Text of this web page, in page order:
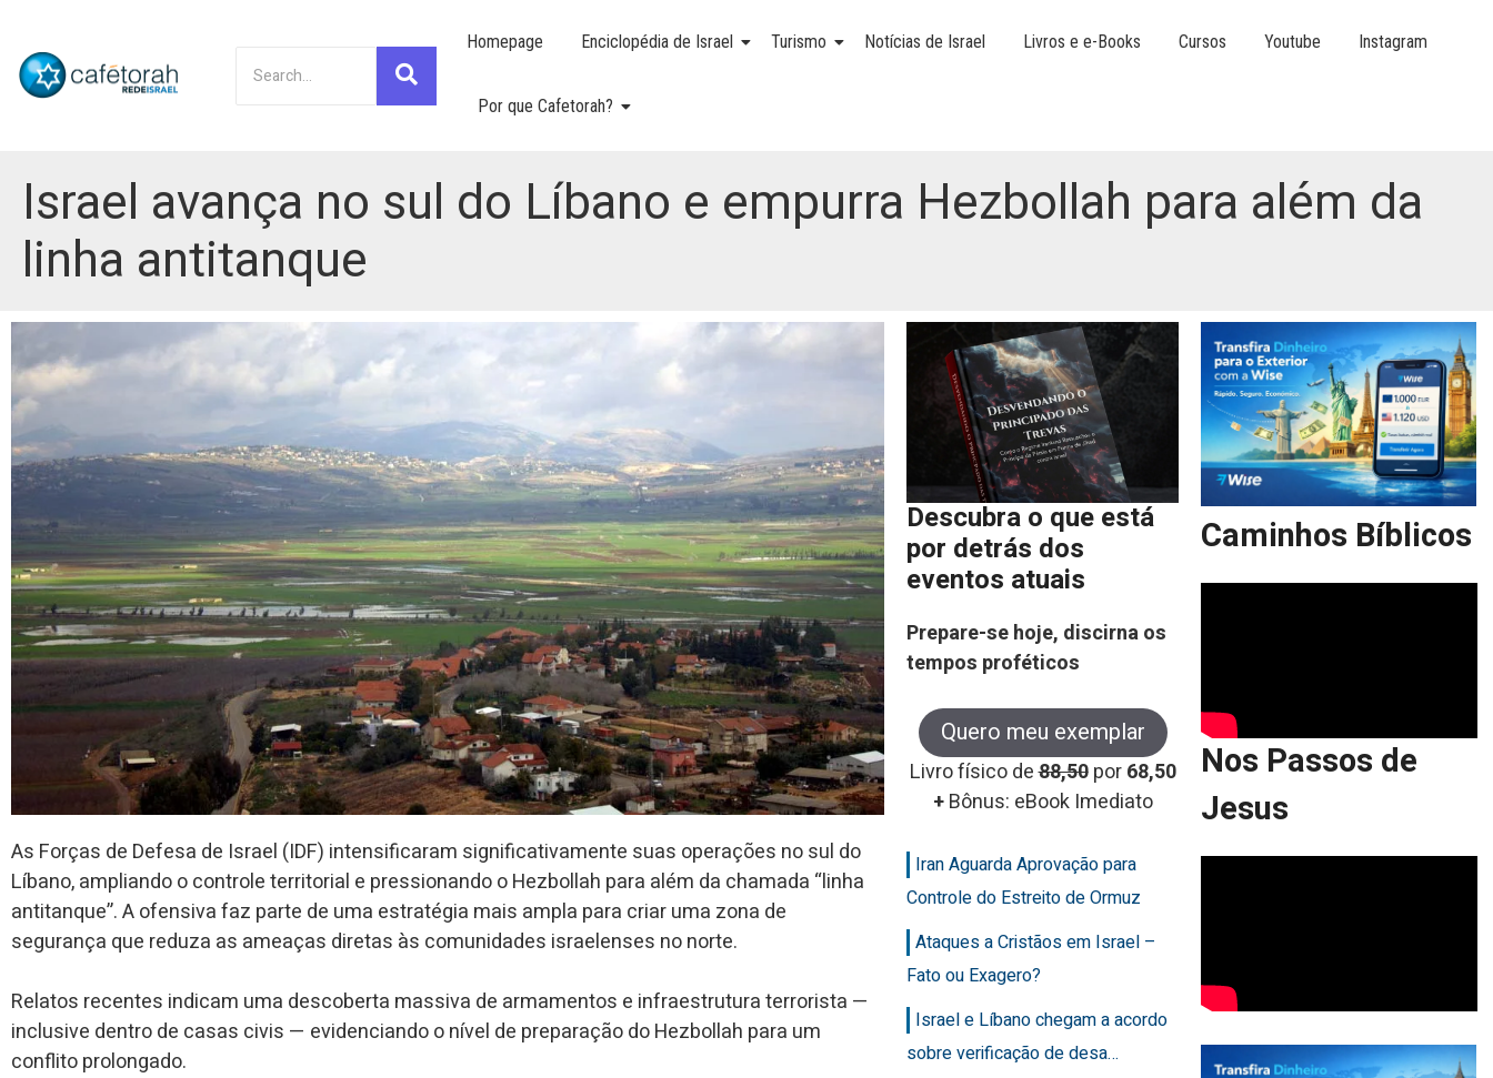
Homepage Enciclopédia de Israel Turismo Notícias de Israel Livros e e-Books Cursos Youtube Instagram
Por que Cafetorah?
Israel avança no sul do Líbano e empurra Hezbollah para além da
linha antitanque
As Forças de Defesa de Israel (IDF) intensificaram significativamente suas operações no sul do
Líbano, ampliando o controle territorial e pressionando o Hezbollah para além da chamada “linha
antitanque”. A ofensiva faz parte de uma estratégia mais ampla para criar uma zona de
segurança que reduza as ameaças diretas às comunidades israelenses no norte.
Relatos recentes indicam uma descoberta massiva de armamentos e infraestrutura terrorista —
inclusive dentro de casas civis — evidenciando o nível de preparação do Hezbollah para um
conflito prolongado.
Descubra o que está
por detrás dos
eventos atuais
Prepare-se hoje, discirna os
tempos proféticos
Quero meu exemplar
Livro físico de88,50 por68,50
+Bônus: eBook Imediato
Iran Aguarda Aprovação para
Controle do Estreito de Ormuz
Ataques a Cristãos em Israel –
Fato ou Exagero?
Israel e Líbano chegam a acordo
sobre verificação de desa…
Caminhos Bíblicos
Nos Passos de
Jesus